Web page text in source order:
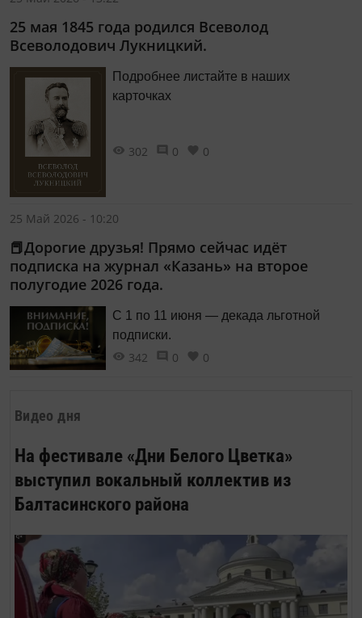
Видео дня
На фестивале «Дни Белого Цветка»
выступил вокальный коллектив из
Балтасинского района
мастера сцены, выдающиеся артисты,
хореографы, балетмейстеры.
25 мая 1845 года родился Всеволод
Всеволодович Лукницкий.
Подробнее листайте в наших
карточках
302 0 0
25 Май 2026 - 10:20
📕Дорогие друзья! Прямо сейчас идёт
подписка на журнал «Казань» на второе
полугодие 2026 года.
С 1 по 11 июня — декада льготной
подписки.
342 0 0